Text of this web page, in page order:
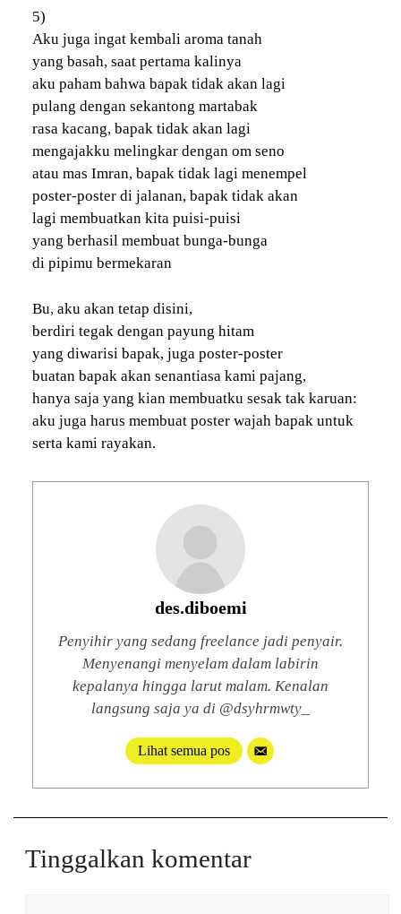
5)
Aku juga ingat kembali aroma tanah
yang basah, saat pertama kalinya
aku paham bahwa bapak tidak akan lagi
pulang dengan sekantong martabak
rasa kacang, bapak tidak akan lagi
mengajakku melingkar dengan om seno
atau mas Imran, bapak tidak lagi menempel
poster-poster di jalanan, bapak tidak akan
lagi membuatkan kita puisi-puisi
yang berhasil membuat bunga-bunga
di pipimu bermekaran
Bu, aku akan tetap disini,
berdiri tegak dengan payung hitam
yang diwarisi bapak, juga poster-poster
buatan bapak akan senantiasa kami pajang,
hanya saja yang kian membuatku sesak tak karuan:
aku juga harus membuat poster wajah bapak untuk
serta kami rayakan.
des.diboemi
Penyihir yang sedang freelance jadi penyair.
Menyenangi menyelam dalam labirin
kepalanya hingga larut malam. Kenalan
langsung saja ya di @dsyhrmwty_
Lihat semua pos
Tinggalkan komentar